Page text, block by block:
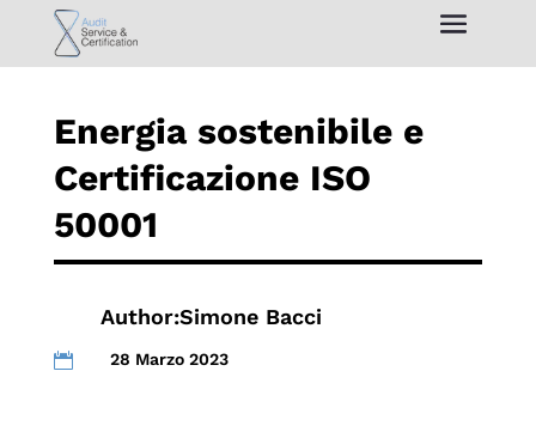
Energia sostenibile e
Certificazione ISO
50001
Author:Simone Bacci
 28 Marzo 2023